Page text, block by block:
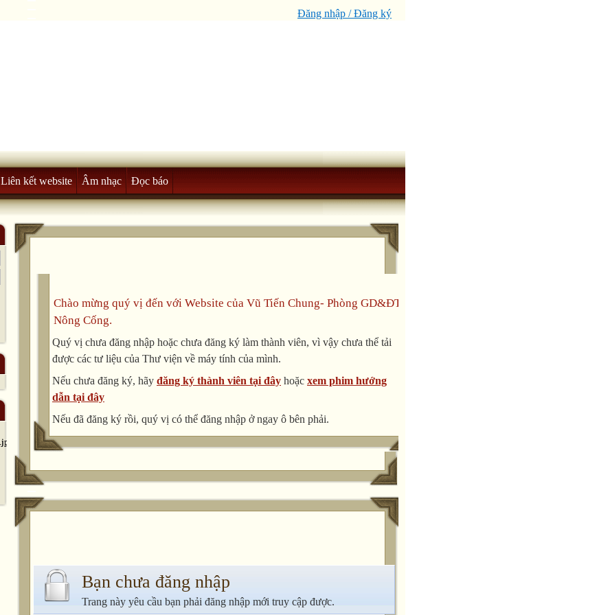
Đăng nhập / Đăng ký
Liên kết website Âm nhạc Đọc báo
Chào mừng quý vị đến với Website của Vũ Tiến Chung- Phòng GD&ĐT
Nông Cống.
Quý vị chưa đăng nhập hoặc chưa đăng ký làm thành viên, vì vậy chưa thể tải
được các tư liệu của Thư viện về máy tính của mình.
Nếu chưa đăng ký, hãy đăng ký thành viên tại đây hoặc xem phim hướng
dẫn tại đây
Nếu đã đăng ký rồi, quý vị có thể đăng nhập ở ngay ô bên phải.
Bạn chưa đăng nhập
Trang này yêu cầu bạn phải đăng nhập mới truy cập được.